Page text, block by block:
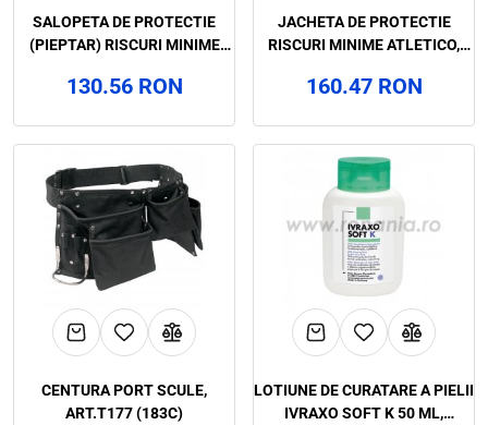
SALOPETA DE PROTECTIE
(PIEPTAR) RISCURI MINIME
ART.35B7
130.56 RON
JACHETA DE PROTECTIE
RISCURI MINIME ATLETICO,
160.47 RON
CENTURA PORT SCULE,
ART.T177 (183C)
LOTIUNE DE CURATARE A PIELII
IVRAXO SOFT K 50 ML,